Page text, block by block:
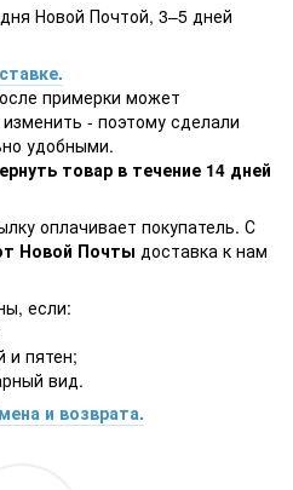
Новой Почтой, 3–5 дней
примерки может
- поэтому сделали
удобными.
товар в течение 14 дней
оплачивает покупатель. С
Новой Почты доставка к нам
если:
и пятен;
вид.
и возврата.